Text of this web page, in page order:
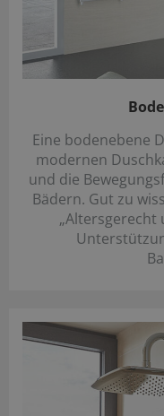
Eine bodenebene
modernen
und die
Bädern. Gut zu
„Altersgerecht